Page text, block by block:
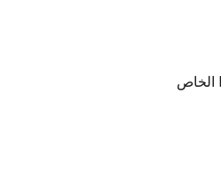
كمخزن للمعرفة الخاصة لخط أنابيب RAG الخاص